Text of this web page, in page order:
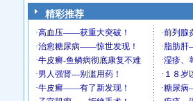
精彩推荐